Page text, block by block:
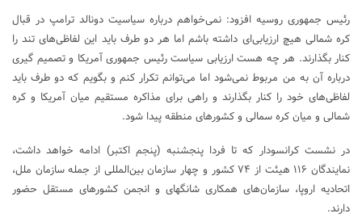
رئیس جمهوری روسیه افزود: نمی‌خواهم درباره سیاسیت دونالد ترامپ در قبال
کره شمالی هیچ ارزیابی‌ای داشته باشم اما هر دو طرف باید این لفاظی‌های تند را
کنار بگذارند. هر چه هست ارزیابی سیاست رئیس جمهوری آمریکا و تصمیم گیری
درباره آن به من مربوط نمی‌شود اما می‌توانم تکرار کنم و بگویم که دو طرف باید
لفاظی‌های خود را کنار بگذارند و راهی برای مذاکره مستقیم میان آمریکا و کره
شمالی و میان کره سمالی و کشورهای منطقه پیدا شود.
در نشست کرانسودار که تا فردا پنجشنبه (پنجم اکتبر) ادامه خواهد داشت،
نمایندگان ۱۱۶ هیئت از ۷۴ کشور و چهار سازمان بین‌المللی از جمله سازمان ملل،
اتحادیه اروپا، سازمان‌های همکاری شانگهای و انجمن کشورهای مستقل حضور
دارند.